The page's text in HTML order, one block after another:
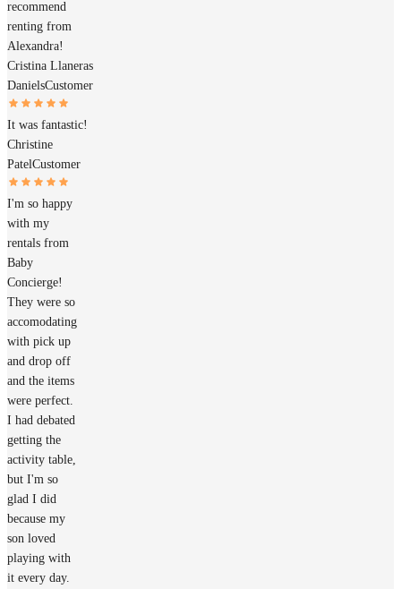
recommend
renting from
Alexandra!
Cristina Llaneras
DanielsCustomer
It was fantastic!
Christine
PatelCustomer
I'm so happy
with my
rentals from
Baby
Concierge!
They were so
accomodating
with pick up
and drop off
and the items
were perfect.
I had debated
getting the
activity table,
but I'm so
glad I did
because my
son loved
playing with
it every day.